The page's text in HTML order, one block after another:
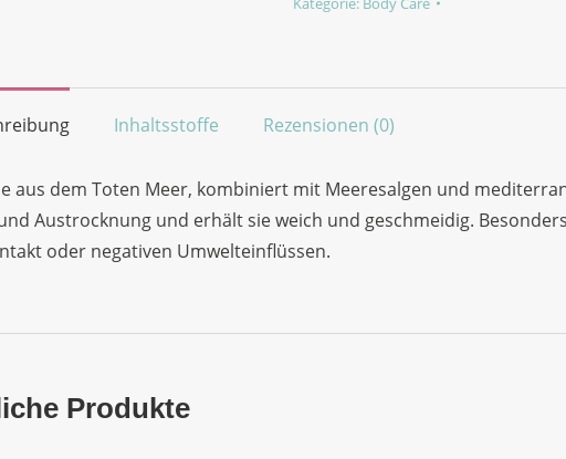
Sea
Inhaltsstoffe Rezensionen (0)
aus dem Toten Meer, kombiniert mit Meeresalgen und
Austrocknung und erhält sie weich und geschmeidig.
oder negativen Umwelteinflüssen.
Produkte